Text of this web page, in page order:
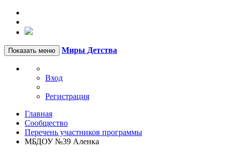
Показать меню Миры Детства
Вход
Регистрация
Главная
Сообщество
Перечень участников программы
МБДОУ №39 Аленка